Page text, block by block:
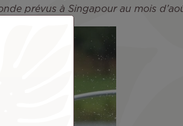
prévus à Singapour au mois